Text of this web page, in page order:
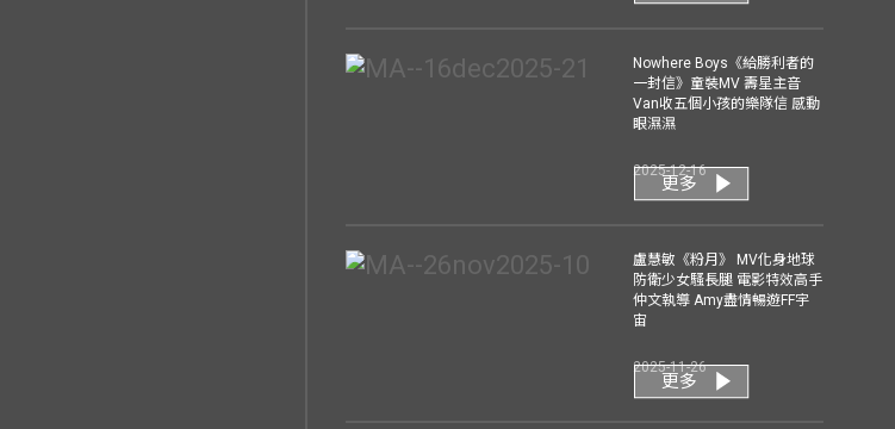
Nowhere Boys《給勝利者的
一封信》童裝MV 壽星主音
Van收五個小孩的樂隊信 感動
眼濕濕
2025-12-16
更多
盧慧敏《粉月》 MV化身地球
防衛少女騷長腿 電影特效高手
仲文執導 Amy盡情暢遊FF宇
宙
2025-11-26
更多